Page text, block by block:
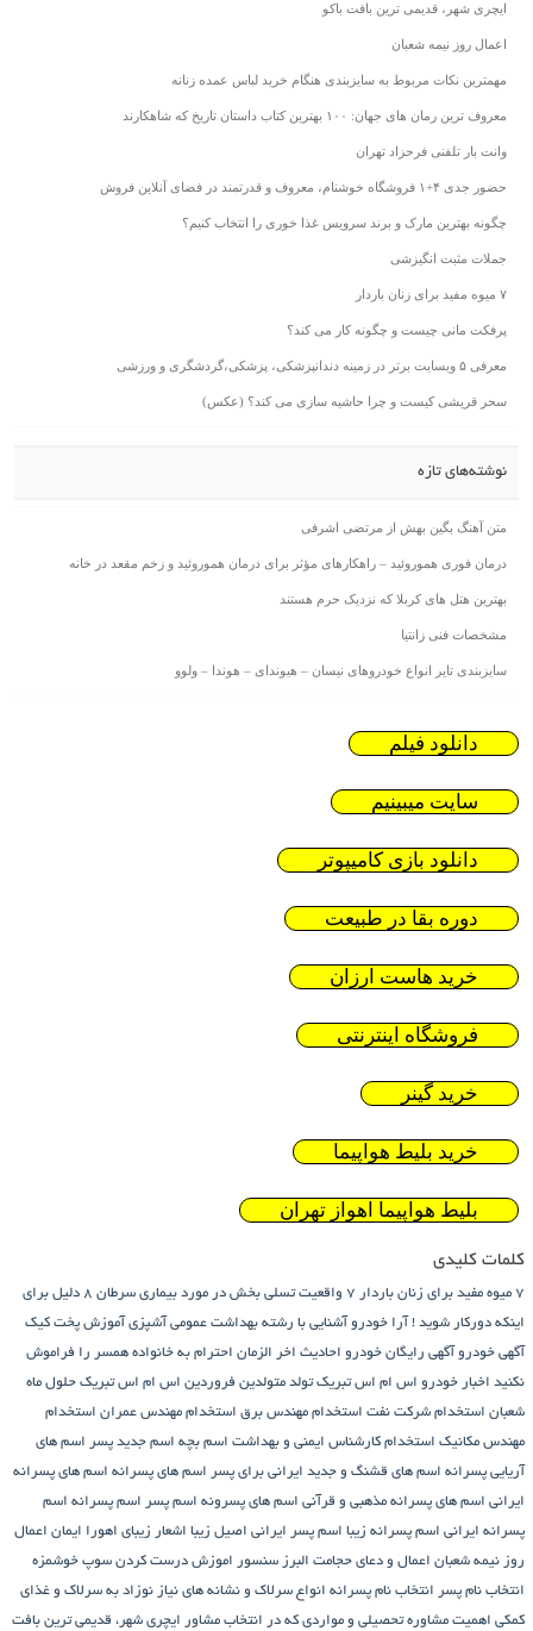
ایچری شهر، قدیمی ترین بافت باکو
اعمال روز نیمه شعبان
مهمترین نکات مربوط به سایزبندی هنگام خرید لباس عمده زنانه
معروف ترین رمان های جهان: ۱۰۰ بهترین کتاب داستان تاریخ که شاهکارند
وانت بار تلفنی فرحزاد تهران
حضور جدی ۴+۱ فروشگاه خوشنام، معروف و قدرتمند در فضای آنلاین فروش
چگونه بهترین مارک و برند سرویس غذا خوری را انتخاب کنیم؟
جملات مثبت انگیزشی
۷ میوه مفید برای زنان باردار
پرفکت مانی چیست و چگونه کار می کند؟
معرفی ۵ وبسایت برتر در زمینه دندانپزشکی، پزشکی،گردشگری و ورزشی
سحر قریشی کیست و چرا حاشیه سازی می کند؟ (عکس)
نوشته‌های تازه
متن آهنگ بگین بهش از مرتضی اشرفی
درمان فوری هموروئید – راهکارهای مؤثر برای درمان هموروئید و زخم مقعد در خانه
بهترین هتل های کربلا که نزدیک حرم هستند
مشخصات فنی زانتیا
سایزبندی تایر انواع خودروهای نیسان – هیوندای – هوندا – ولوو
دانلود فیلم
سایت میبینیم
دانلود بازی کامیپوتر
دوره بقا در طبیعت
خرید هاست ارزان
فروشگاه اینترنتی
خرید گینر
خرید بلیط هواپیما
بلیط هواپیما اهواز تهران
کلمات کلیدی
7 میوه مفید برای زنان باردار 7 واقعیت تسلی بخش در مورد بیماری سرطان
8 دلیل برای
اینکه دورکار شوید ! آرا خودرو آشنایی با رشته بهداشت عمومی آشپزی آموزش پخت کیک
آگهی خودرو آگهی رایگان خودرو احادیث اخر الزمان احترام به خانواده همسر را فراموش
نکنید اخبار خودرو اس ام اس تبریک تولد متولدین فروردین اس ام اس تبریک حلول ماه
شعبان استخدام شرکت نفت استخدام مهندس برق استخدام مهندس عمران استخدام
مهندس مکانیک استخدام کارشناس ایمنی و بهداشت اسم بچه اسم جدید پسر اسم های
آریایی پسرانه اسم های قشنگ و جدید ایرانی برای پسر اسم های پسرانه اسم های پسرانه
ایرانی اسم های پسرانه مذهبی و قرآنی اسم های پسرونه اسم پسر اسم پسرانه اسم
پسرانه ایرانی اسم پسرانه زیبا اسم پسر ایرانی اصیل زیبا اشعار زیبای اهورا ایمان اعمال
روز نیمه شعبان اعمال و دعای حجامت البرز سنسور اموزش درست کردن سوپ خوشمزه
انتخاب نام پسر انتخاب نام پسرانه انواع سرلاک و نشانه های نیاز نوزاد به سرلاک و غذای
کمکی اهمیت مشاوره تحصیلی و مواردی که در انتخاب مشاور ایچری شهر، قدیمی ترین بافت